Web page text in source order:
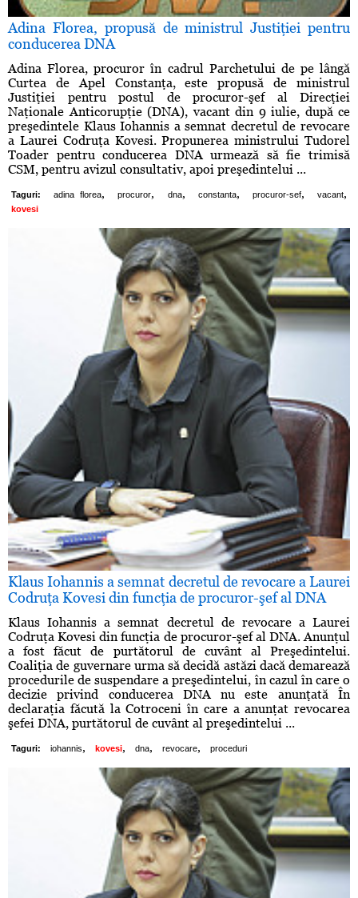
Adina Florea, propusă de ministrul Justiţiei pentru
conducerea DNA
Adina Florea, procuror în cadrul Parchetului de pe lângă
Curtea de Apel Constanţa, este propusă de ministrul
Justiţiei pentru postul de procuror-şef al Direcţiei
Naţionale Anticorupţie (DNA), vacant din 9 iulie, după ce
preşedintele Klaus Iohannis a semnat decretul de revocare
a Laurei Codruţa Kovesi. Propunerea ministrului Tudorel
Toader pentru conducerea DNA urmează să fie trimisă
CSM, pentru avizul consultativ, apoi preşedintelui ...
Taguri: adina florea, procuror, dna, constanta, procuror-sef, vacant,
kovesi
Klaus Iohannis a semnat decretul de revocare a Laurei
Codruţa Kovesi din funcţia de procuror-şef al DNA
Klaus Iohannis a semnat decretul de revocare a Laurei
Codruţa Kovesi din funcţia de procuror-şef al DNA. Anunţul
a fost făcut de purtătorul de cuvânt al Preşedintelui.
Coaliţia de guvernare urma să decidă astăzi dacă demarează
procedurile de suspendare a preşedintelui, în cazul în care o
decizie privind conducerea DNA nu este anunţată În
declaraţia făcută la Cotroceni în care a anunţat revocarea
şefei DNA, purtătorul de cuvânt al preşedintelui ...
Taguri: iohannis, kovesi, dna, revocare, proceduri